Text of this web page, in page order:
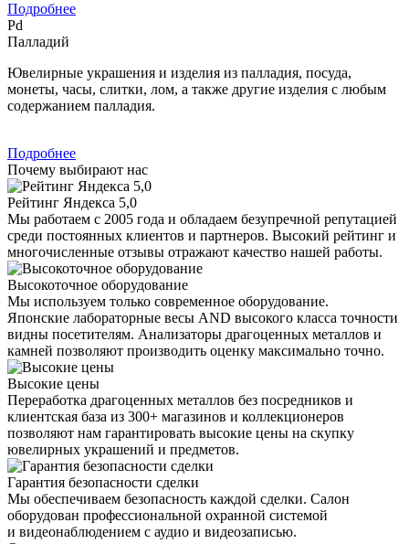
Подробнее
Pd
Палладий
Ювелирные украшения и изделия из палладия, посуда,
монеты, часы, слитки, лом, а также другие изделия с любым
содержанием палладия.
Подробнее
Почему выбирают нас
Рейтинг Яндекса 5,0
Мы работаем с 2005 года и обладаем безупречной репутацией
среди постоянных клиентов и партнеров. Высокий рейтинг и
многочисленные отзывы отражают качество нашей работы.
Высокоточное оборудование
Мы используем только современное оборудование.
Японские лабораторные весы AND высокого класса точности
видны посетителям. Анализаторы драгоценных металлов и
камней позволяют производить оценку максимально точно.
Высокие цены
Переработка драгоценных металлов без посредников и
клиентская база из 300+ магазинов и коллекционеров
позволяют нам гарантировать высокие цены на скупку
ювелирных украшений и предметов.
Гарантия безопасности сделки
Мы обеспечиваем безопасность каждой сделки. Салон
оборудован профессиональной охранной системой
и видеонаблюдением с аудио и видеозаписью.